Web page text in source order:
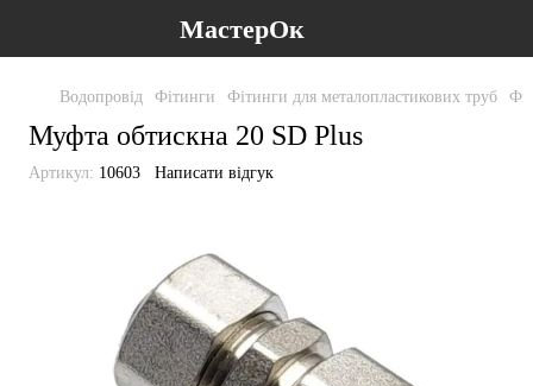
МастерОк
Водопровід Фітинги Фітинги для металопластикових труб
Муфта обтискна 20 SD Plus
Артикул: 10603 Написати відгук